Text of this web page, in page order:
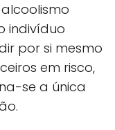
indivíduo
por si mesmo
em risco,
se a única